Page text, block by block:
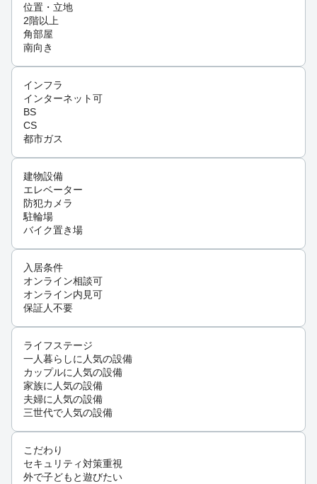
位置・立地
2階以上
角部屋
南向き
インフラ
インターネット可
BS
CS
都市ガス
建物設備
エレベーター
防犯カメラ
駐輪場
バイク置き場
入居条件
オンライン相談可
オンライン内見可
保証人不要
ライフステージ
一人暮らしに人気の設備
カップルに人気の設備
家族に人気の設備
夫婦に人気の設備
三世代で人気の設備
こだわり
セキュリティ対策重視
外で子どもと遊びたい